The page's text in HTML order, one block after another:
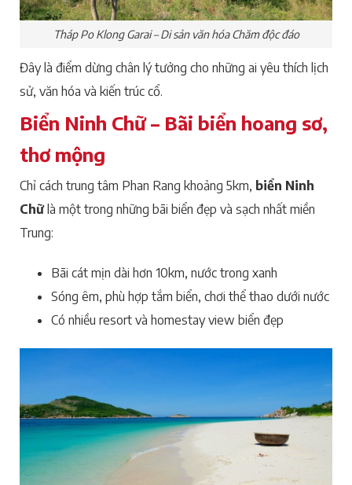
Tháp Po Klong Garai – Di sản văn hóa Chăm độc đáo
Đây là điểm dừng chân lý tưởng cho những ai yêu thích lịch
sử, văn hóa và kiến trúc cổ.
Biển Ninh Chữ – Bãi biển hoang sơ,
thơ mộng
Chỉ cách trung tâm Phan Rang khoảng 5km, biển Ninh
Chữlà một trong những bãi biển đẹp và sạch nhất miền
Trung:
Bãi cát mịn dài hơn 10km, nước trong xanh
Sóng êm, phù hợp tắm biển, chơi thể thao dưới nước
Có nhiều resort và homestay view biển đẹp